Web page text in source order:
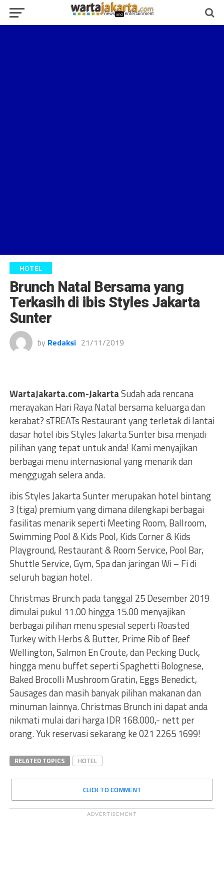
HOTEL
Brunch Natal Bersama yang
Terkasih di ibis Styles Jakarta
Sunter
by Redaksi 21/11/2019
WartaJakarta.com-JakartaSudah ada rencana
merayakan Hari Raya Natal bersama keluarga dan
kerabat? sTREATs Restaurant yang terletak di lantai
dasar hotel ibis Styles Jakarta Sunter bisa menjadi
pilihan yang tepat untuk anda! Kami menyajikan
berbagai menu internasional yang menarik dan
menggugah selera anda.
ibis Styles Jakarta Sunter merupakan hotel bintang
3 (tiga) premium yang dimana dilengkapi berbagai
fasilitas menarik seperti Meeting Room, Ballroom,
Swimming Pool & Kids Pool, Kids Corner & Kids
Playground, Restaurant & Room Service, Pool Bar,
Shuttle Service, Gym, Spa dan jaringan Wi – Fi di
seluruh bagian hotel.
Christmas Brunch pada tanggal 25 Desember 2019
dimulai pukul 11.00 hingga 15.00 menyajikan
berbagai pilihan menu spesial seperti Roasted
Turkey with Herbs & Butter, Prime Rib of Beef
Wellington, Salmon En Croute, dan Pecking Duck,
hingga menu buffet seperti Spaghetti Bolognese,
Baked Brocolli Mushroom Gratin, Eggs Benedict,
Sausages dan masih banyak pilihan makanan dan
minuman lainnya. Christmas Brunch ini dapat anda
nikmati mulai dari harga IDR 168.000,- nett per
orang. Yuk reservasi sekarang ke 021 2265 1699!
RELATED TOPICS HOTEL
CLICK TO COMMENT
ADVERTISEMENT